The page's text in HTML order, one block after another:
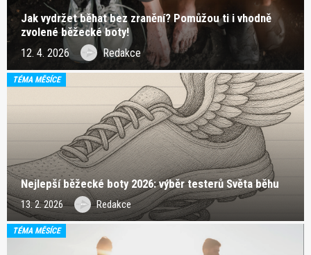
Jak vydržet běhat bez zranění? Pomůžou ti i vhodně
zvolené běžecké boty!
12. 4. 2026 Redakce
TÉMA MĚSÍCE
Nejlepší běžecké boty 2026: výběr testerů Světa běhu
13. 2. 2026 Redakce
TÉMA MĚSÍCE